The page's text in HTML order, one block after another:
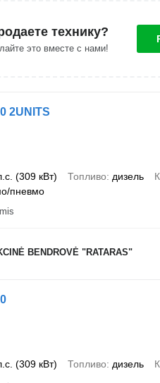
технику?
это вместе с нами!
2UNITS
(309 кВт) Топливо дизель
пневмо
BENDROVĖ "RATARAS"
(309 кВт) Топливо дизель